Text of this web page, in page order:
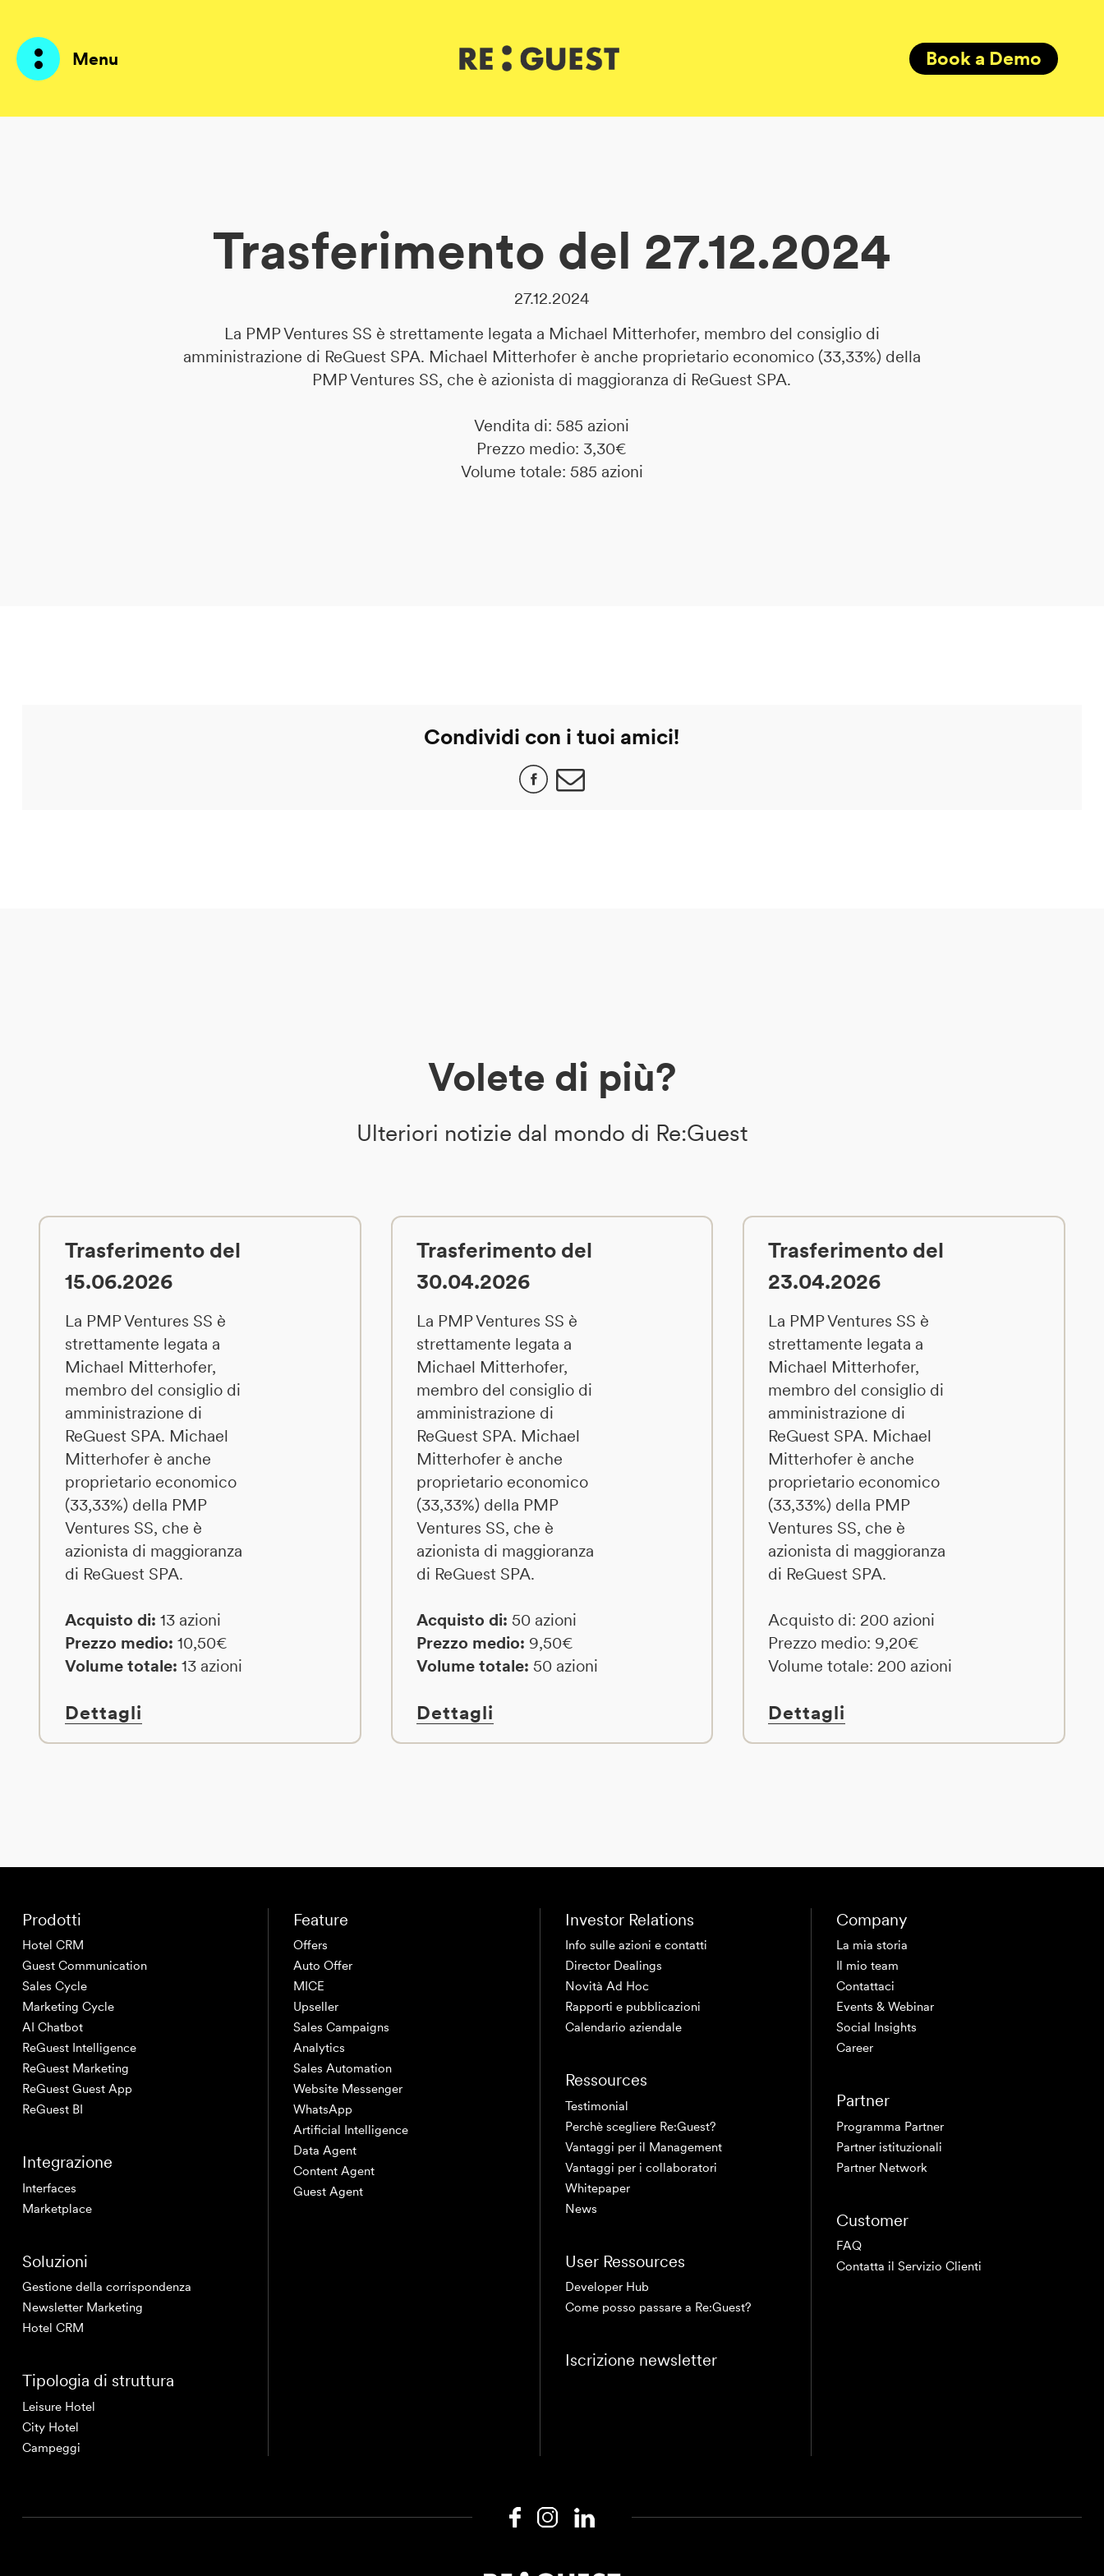
Menu Book a Demo
Trasferimento del 27.12.2024
27.12.2024
La PMP Ventures SS è strettamente legata a Michael Mitterhofer, membro del consiglio di
amministrazione di ReGuest SPA. Michael Mitterhofer è anche proprietario economico (33,33%) della
PMP Ventures SS, che è azionista di maggioranza di ReGuest SPA.
Vendita di: 585 azioni
Prezzo medio: 3,30€
Volume totale: 585 azioni
Condividi con i tuoi amici!
Volete di più?
Ulteriori notizie dal mondo di Re:Guest
Trasferimento del
15.06.2026
La PMP Ventures SS è
strettamente legata a
Michael Mitterhofer,
membro del consiglio di
amministrazione di
ReGuest SPA. Michael
Mitterhofer è anche
proprietario economico
(33,33%) della PMP
Ventures SS, che è
azionista di maggioranza
di ReGuest SPA.
Acquisto di: 13 azioni
Prezzo medio: 10,50€
Volume totale: 13 azioni
Dettagli
Trasferimento del
30.04.2026
La PMP Ventures SS è
strettamente legata a
Michael Mitterhofer,
membro del consiglio di
amministrazione di
ReGuest SPA. Michael
Mitterhofer è anche
proprietario economico
(33,33%) della PMP
Ventures SS, che è
azionista di maggioranza
di ReGuest SPA.
Acquisto di: 50 azioni
Prezzo medio: 9,50€
Volume totale: 50 azioni
Dettagli
Trasferimento del
23.04.2026
La PMP Ventures SS è
strettamente legata a
Michael Mitterhofer,
membro del consiglio di
amministrazione di
ReGuest SPA. Michael
Mitterhofer è anche
proprietario economico
(33,33%) della PMP
Ventures SS, che è
azionista di maggioranza
di ReGuest SPA.
Acquisto di: 200 azioni
Prezzo medio: 9,20€
Volume totale: 200 azioni
Dettagli
Prodotti
Hotel CRM
Guest Communication
Sales Cycle
Marketing Cycle
AI Chatbot
ReGuest Intelligence
ReGuest Marketing
ReGuest Guest App
ReGuest BI
Integrazione
Interfaces
Marketplace
Soluzioni
Gestione della corrispondenza
Newsletter Marketing
Hotel CRM
Tipologia di struttura
Leisure Hotel
City Hotel
Campeggi
Feature
Offers
Auto Offer
MICE
Upseller
Sales Campaigns
Analytics
Sales Automation
Website Messenger
WhatsApp
Artificial Intelligence
Data Agent
Content Agent
Guest Agent
Investor Relations
Info sulle azioni e contatti
Director Dealings
Novità Ad Hoc
Rapporti e pubblicazioni
Calendario aziendale
Ressources
Testimonial
Perchè scegliere Re:Guest?
Vantaggi per il Management
Vantaggi per i collaboratori
Whitepaper
News
User Ressources
Developer Hub
Come posso passare a Re:Guest?
Iscrizione newsletter
Company
La mia storia
Il mio team
Contattaci
Events & Webinar
Social Insights
Career
Partner
Programma Partner
Partner istituzionali
Partner Network
Customer
FAQ
Contatta il Servizio Clienti